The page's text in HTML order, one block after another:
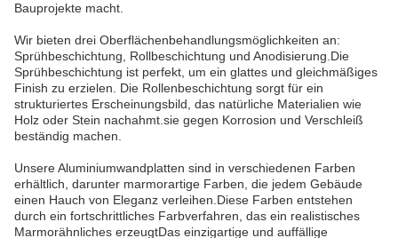
Bauprojekte macht.
Wir bieten drei Oberflächenbehandlungsmöglichkeiten an:
Sprühbeschichtung, Rollbeschichtung und Anodisierung.Die
Sprühbeschichtung ist perfekt, um ein glattes und gleichmäßiges
Finish zu erzielen. Die Rollenbeschichtung sorgt für ein
strukturiertes Erscheinungsbild, das natürliche Materialien wie
Holz oder Stein nachahmt.sie gegen Korrosion und Verschleiß
beständig machen.
Unsere Aluminiumwandplatten sind in verschiedenen Farben
erhältlich, darunter marmorartige Farben, die jedem Gebäude
einen Hauch von Eleganz verleihen.Diese Farben entstehen
durch ein fortschrittliches Farbverfahren, das ein realistisches
Marmorähnliches erzeugtDas einzigartige und auffällige